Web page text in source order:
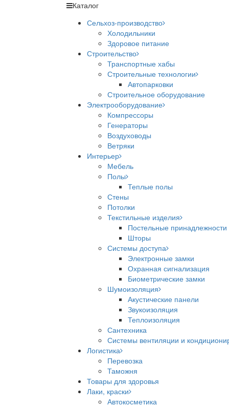
Каталог
Сельхоз-производство
Холодильники
Здоровое питание
Строительство
Транспортные хабы
Строительные технологии
Автопарковки
Строительное оборудование
Электрооборудование
Компрессоры
Генераторы
Воздуховоды
Ветряки
Интерьер
Мебель
Полы
Теплые полы
Стены
Потолки
Текстильные изделия
Постельные принадлежности
Шторы
Системы доступа
Электронные замки
Охранная сигнализация
Биометрические замки
Шумоизоляция
Акустические панели
Звукоизоляция
Теплоизоляция
Сантехника
Системы вентиляции и
Логистика
Перевозка
Таможня
Товары для здоровья
Лаки, краски
Автокосметика